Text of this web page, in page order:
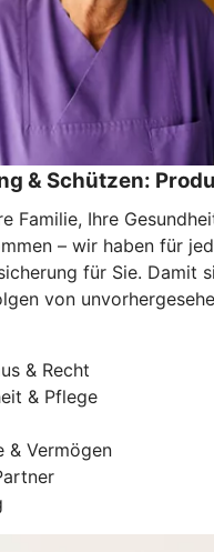
& Schützen:
Familie, Ihre
– wir haben für
für Sie. Damit
von
& Recht
& Pflege
& Vermögen